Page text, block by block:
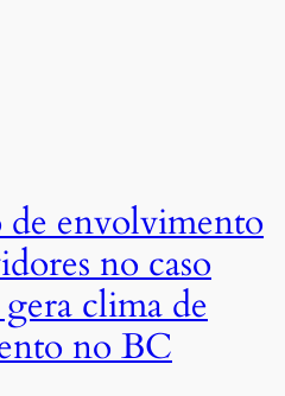
envolvimento
no caso
clima de
no BC